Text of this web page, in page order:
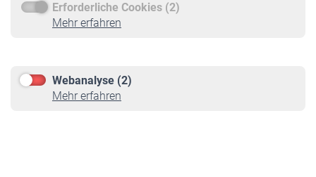
Erforderliche Cookies (2)
Mehr erfahren
Webanalyse (2)
Mehr erfahren
Service
Informationen
Online-Rechner
VBLnewsletter